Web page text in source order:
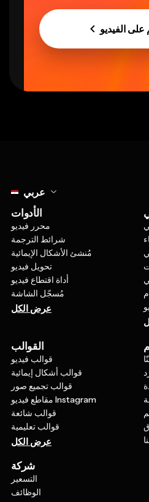
الفيديو
عربي
الأدوات
محرر فيديو
شرائط الترجمة
مُنشئ الأشكال الإيمائية
تحويل فيديو
أداة اقتطاع فيديو
مُسجّل الشاشة
عرض الكل
القوالب
قوالب فيديو
قوالب أشكال إيمائية
قوالب تجميع صور
مقاطع فيديو Instagram
قوالب شائعة
قوالب تعليمية
عرض الكل
شركة
التسعير
الوظائف